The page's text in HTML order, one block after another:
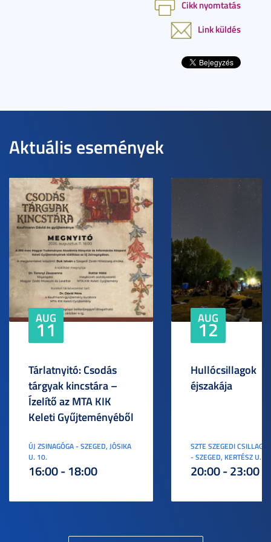
Cikk nyomtatás
Link küldés
Aktuális események
AUG
11
Tárlatnyitó: Csodás
tárgyak kincstára –
Ízelítő az MTA KIK
Keleti Gyűjteményéből
ÚJ ZSINAGÓGA - SZEGED, JÓSIKA
U. 10.
16:00 - 18:00
AUG
12
Hullócsillagok
éjszakája
SZTE SZEGEDI
- SZEGED, KERTÉSZ U. 3.
20:00 - 23:00